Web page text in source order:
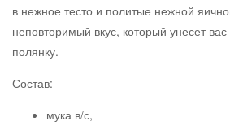
в нежное тесто и политые нежной
неповторимый вкус, который унесет
полянку.
Состав:
мука в/с,